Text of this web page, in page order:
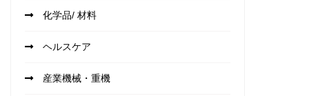
化学品/ 材料
ヘルスケア
産業機械・重機